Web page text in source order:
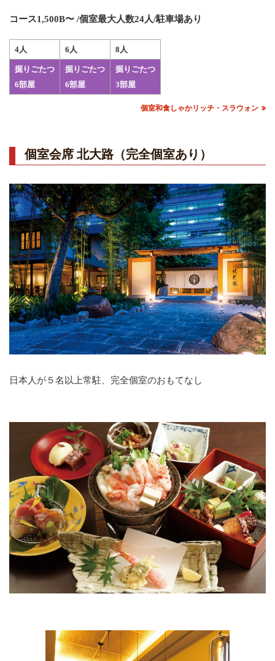
コース1,500B〜 /個室最大人数24人/駐車場あり
4人 6人 8人
掘りごたつ
6部屋
掘りごたつ
6部屋
掘りごたつ
3部屋
個室和食しゃかリッチ・スラウォン
個室会席 北大路（完全個室あり）
日本人が５名以上常駐、完全個室のおもてなし